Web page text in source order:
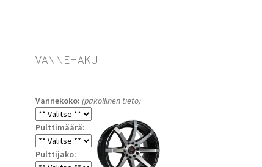
VANNEHAKU
Vannekoko: (pakollinen tieto)
Pulttimäärä:
Pulttijako: